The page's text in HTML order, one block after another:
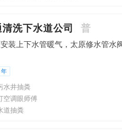
洗下水道公司 普
装上下水管暖气，太原修水管水
水井抽粪
空调眼师傅
道抽粪